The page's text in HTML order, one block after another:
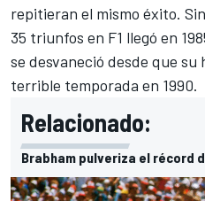
repitieran el mismo éxito.
35 triunfos en F1 llegó en
se desvaneció desde que
terrible temporada en 1990.
Relacionado:
Brabham pulveriza el récord